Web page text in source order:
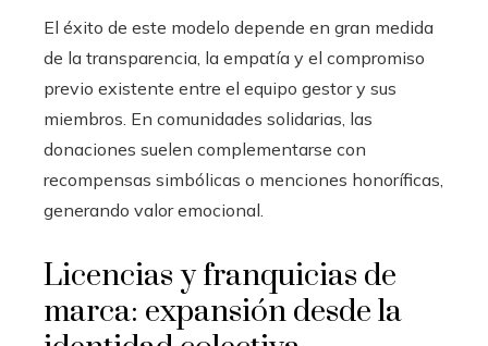
El éxito de este modelo depende en gran medida
de la transparencia, la empatía y el compromiso
previo existente entre el equipo gestor y sus
miembros. En comunidades solidarias, las
donaciones suelen complementarse con
recompensas simbólicas o menciones honoríficas,
generando valor emocional.
Licencias y franquicias de
marca: expansión desde la